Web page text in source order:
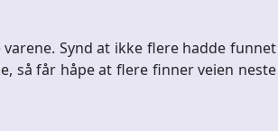
Synd at ikke flere hadde funnet
så får håpe at flere finner veien neste